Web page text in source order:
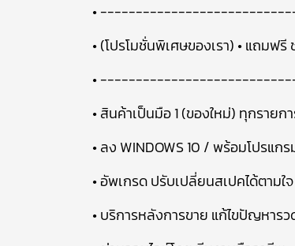
•
• (โปรโมชั่นพิเศษของเรา) • แถม
•
• สินค้าเป็นมือ 1 (ของใหม่) ทุกราย
• ลง WINDOWS 10 / พร้อมโปรแ
• อัพเกรด ปรับเปลี่ยนสเปคได้ตามใ
• บริการหลังการขาย แก้ไขปัญหารว